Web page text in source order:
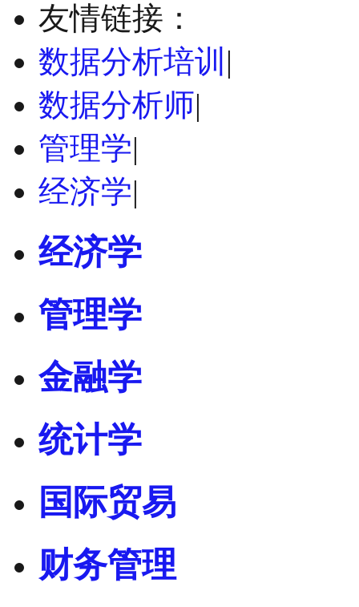
友情链接：
数据分析培训 |
数据分析师|
管理学|
经济学|
经济学
管理学
金融学
统计学
国际贸易
财务管理